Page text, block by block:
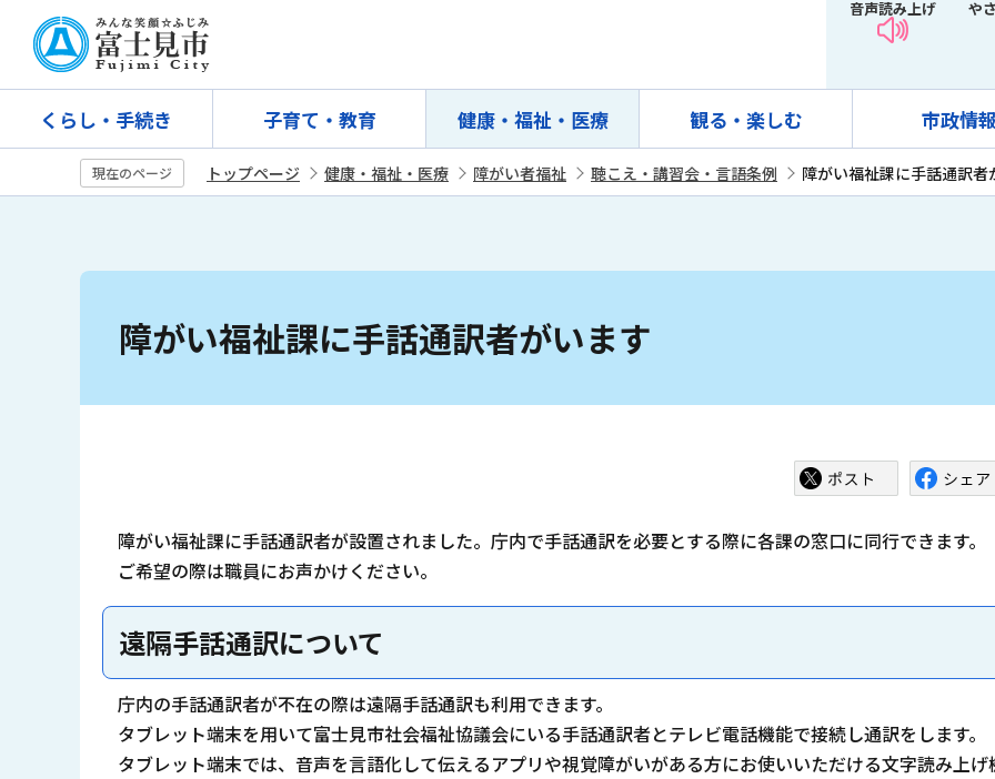
先
音声読み上げ や
くらし・手続き 子育て・教育 健康・福祉・医療 観る・楽しむ 市政情
現在のページ トップページ 健康・福祉・医療 障がい者福祉 聴こえ・講習会・言語条例 障がい福祉課に手話通訳者
障がい福祉課に手話通訳者がいます
障がい福祉課に手話通訳者が設置されました。庁内で手話通訳を必要とする際に各課の窓口に同行できます。
ご希望の際は職員にお声かけください。
遠隔手話通訳について
庁内の手話通訳者が不在の際は遠隔手話通訳も利用できます。
タブレット端末を用いて富士見市社会福祉協議会にいる手話通訳者とテレビ電話機能で接続し通訳をします。
タブレット端末では、音声を言語化して伝えるアプリや視覚障がいがある方にお使いいただける文字読み上